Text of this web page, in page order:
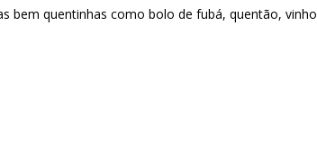
bem quentinhas como bolo de fubá, quentão, vinho